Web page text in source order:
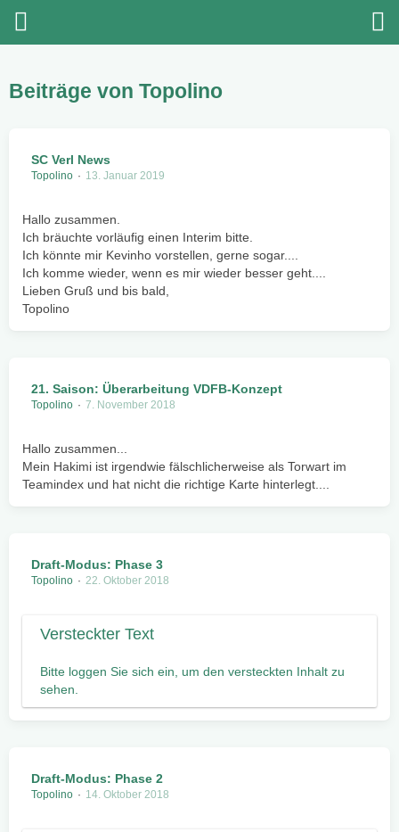
Beiträge von Topolino
SC Verl News
Topolino 13. Januar 2019
Hallo zusammen.
Ich bräuchte vorläufig einen Interim bitte.
Ich könnte mir Kevinho vorstellen, gerne sogar....
Ich komme wieder, wenn es mir wieder besser geht....
Lieben Gruß und bis bald,
Topolino
21. Saison: Überarbeitung VDFB-Konzept
Topolino 7. November 2018
Hallo zusammen...
Mein Hakimi ist irgendwie fälschlicherweise als Torwart im
Teamindex und hat nicht die richtige Karte hinterlegt....
Draft-Modus: Phase 3
Topolino 22. Oktober 2018
Bitte loggen Sie sich ein, um den versteckten Inhalt zu
sehen.
Draft-Modus: Phase 2
Topolino 14. Oktober 2018